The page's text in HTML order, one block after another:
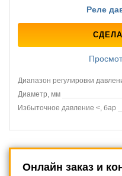
Реле
Диапазон регулировки
Диаметр, мм
Избыточное давление <, бар
Онлайн заказ и